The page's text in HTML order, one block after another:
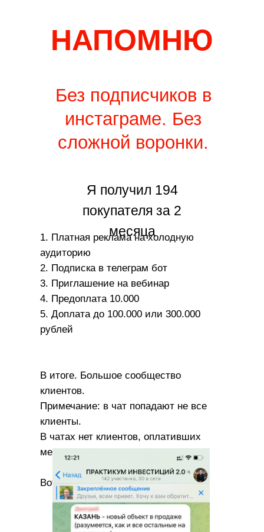
Без подписчиков в
инстаграме. Без
сложной воронки.
НАПОМНЮ
Я получил 194
покупателя за 2
месяца
1. Платная реклама на холодную
аудиторию
2. Подписка в телеграм бот
3. Приглашение на вебинар
4. Предоплата 10.000
5. Доплата до 100.000 или 300.000
рублей
В итоге. Большое сообщество
клиентов.
Примечание: в чат попадают не все
клиенты.
В чатах нет клиентов, оплативших
менее 100.000
Вот пример: